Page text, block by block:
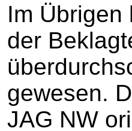
Im Übrigen
der
gewesen.
JAG NW